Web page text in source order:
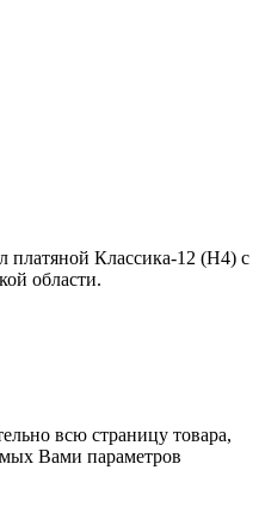
Классика-12 (Н4) с
области.
всю страницу товара,
Вами параметров